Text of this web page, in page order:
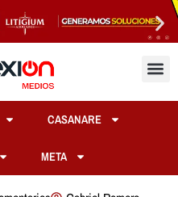
CASANARE
META